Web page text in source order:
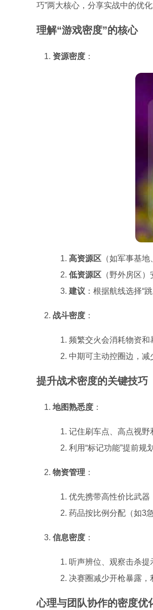
巧”两大核心，分享实战中的优化
理解“游戏密度”的核心
资源密度 ：
高资源区 （如军事基
低资源区 （野外房区
建议 ：根据航线选择“
战斗密度 ：
频繁交火会消耗物资和
中期可主动控圈边，减
提升战术密度的关键技巧
地图熟悉度 ：
记住刷车点、高点视野
利用“标记功能”提前规
物资管理 ：
优先携带高性价比武器
药品按比例分配（如3
信息密度 ：
听声辨位、观察击杀提
决赛圈减少开枪暴露，
心理与团队协作的密度优